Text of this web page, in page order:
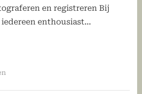
en registreren Bij
enthousiast…